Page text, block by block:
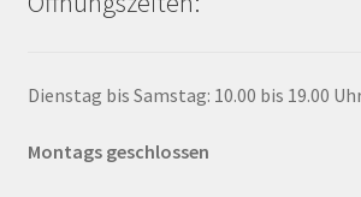
Dienstag bis Samstag: 10.00 bis 19.00
Montags geschlossen